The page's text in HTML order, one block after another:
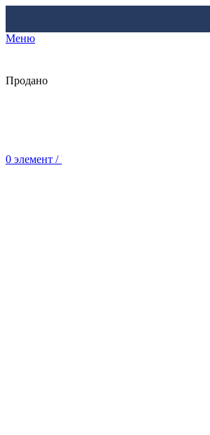
Меню
0 элемент / Br
Продано